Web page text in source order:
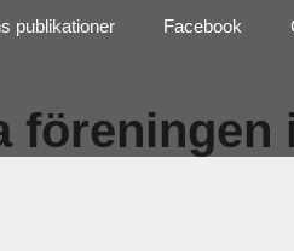
föreningen
publikationer Facebook